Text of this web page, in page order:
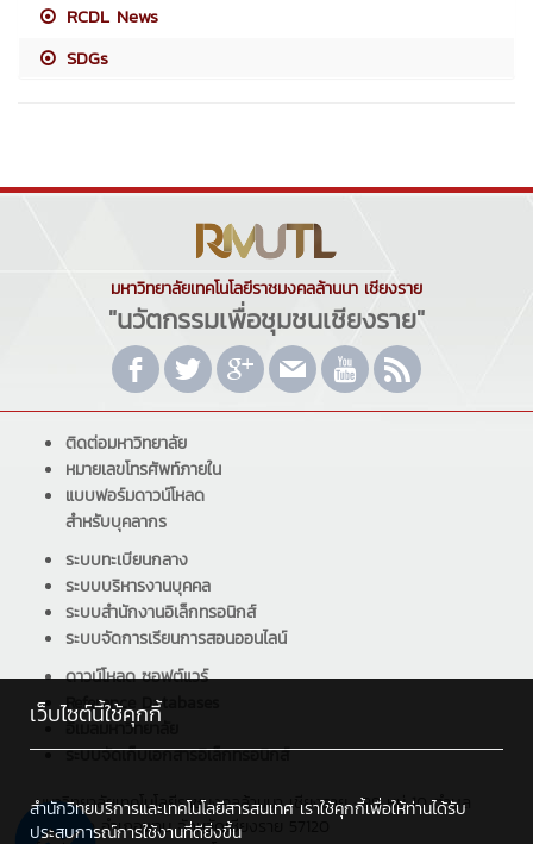
RCDL News
SDGs
มหาวิทยาลัยเทคโนโลยีราชมงคลล้านนา เชียงราย
"นวัตกรรมเพื่อชุมชนเชียงราย"
ติดต่อมหาวิทยาลัย
หมายเลขโทรศัพท์ภายใน
แบบฟอร์มดาวน์โหลด
สำหรับบุคลากร
ระบบทะเบียนกลาง
ระบบบริหารงานบุคคล
ระบบสำนักงานอิเล็กทรอนิกส์
ระบบจัดการเรียนการสอนออนไลน์
ดาวน์โหลด ซอฟต์แวร์
Reference Databases
อีเมลมหาวิทยาลัย
ระบบจัดเก็บเอกสารอิเล็กทรอนิกส์
มหาวิทยาลัยเทคโนโลยีราชมงคลล้านนา เชียงราย : 99 หมู่ 10 ตำบล
ทรายขาว อำเภอพาน จังหวัดเชียงราย 57120
เว็บไซต์นี้ใช้คุกกี้
สำนักวิทยบริการและเทคโนโลยีสารสนเทศ เราใช้คุกกี้เพื่อให้ท่านได้รับ
ประสบการณ์การใช้งานที่ดียิ่งขึ้น